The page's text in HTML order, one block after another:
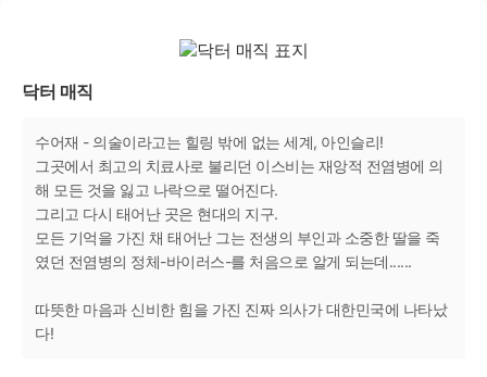
닥터 매직
수어재 - 의술이라고는 힐링 밖에 없는 세계, 아인슬리!
그곳에서 최고의 치료사로 불리던 이스비는 재앙적 전염병에 의
해 모든 것을 잃고 나락으로 떨어진다.
그리고 다시 태어난 곳은 현대의 지구.
모든 기억을 가진 채 태어난 그는 전생의 부인과 소중한 딸을 죽
였던 전염병의 정체-바이러스-를 처음으로 알게 되는데......
따뜻한 마음과 신비한 힘을 가진 진짜 의사가 대한민국에 나타났
다!